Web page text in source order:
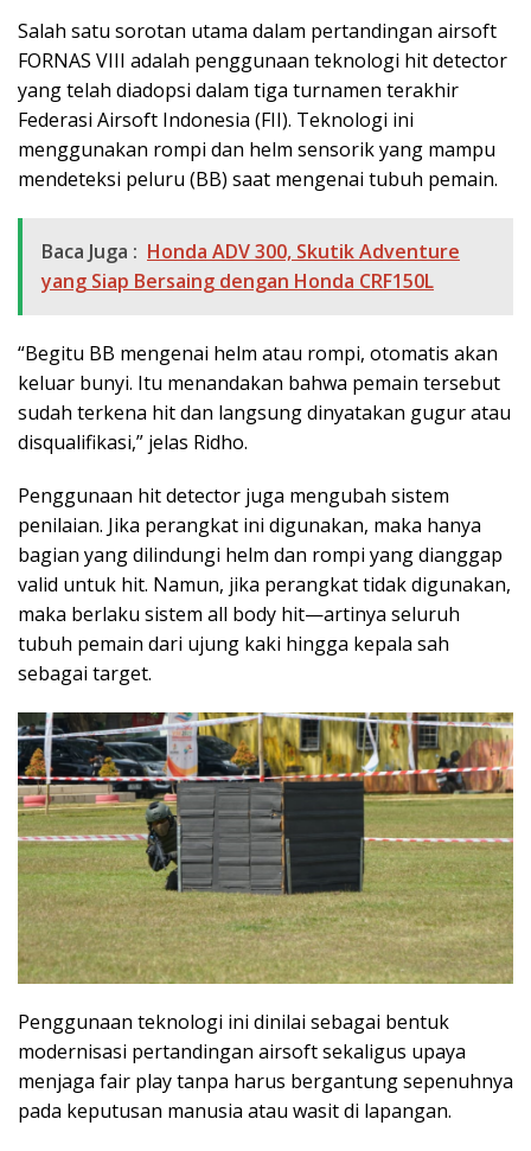
Salah satu sorotan utama dalam pertandingan airsoft
FORNAS VIII adalah penggunaan teknologi hit detector
yang telah diadopsi dalam tiga turnamen terakhir
Federasi Airsoft Indonesia (FII). Teknologi ini
menggunakan rompi dan helm sensorik yang mampu
mendeteksi peluru (BB) saat mengenai tubuh pemain.
Baca Juga : Honda ADV 300, Skutik Adventure
yang Siap Bersaing dengan Honda CRF150L
“Begitu BB mengenai helm atau rompi, otomatis akan
keluar bunyi. Itu menandakan bahwa pemain tersebut
sudah terkena hit dan langsung dinyatakan gugur atau
disqualifikasi,” jelas Ridho.
Penggunaan hit detector juga mengubah sistem
penilaian. Jika perangkat ini digunakan, maka hanya
bagian yang dilindungi helm dan rompi yang dianggap
valid untuk hit. Namun, jika perangkat tidak digunakan,
maka berlaku sistem all body hit—artinya seluruh
tubuh pemain dari ujung kaki hingga kepala sah
sebagai target.
Penggunaan teknologi ini dinilai sebagai bentuk
modernisasi pertandingan airsoft sekaligus upaya
menjaga fair play tanpa harus bergantung sepenuhnya
pada keputusan manusia atau wasit di lapangan.